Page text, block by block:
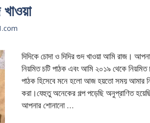
দিদিকে চোদা ও দিদির গুদ খাওয়া আমি রাজ।
নিয়মিত চটি পাঠক এবং আমি ২০১৯ থেকে
পাঠক হিসেবে মনে হলো আজ হয়তো সময় আমার
করা।যেহুতু অনেকের গল্প পড়েছি অনুপ্রাণিত
আপনার শোনানো …